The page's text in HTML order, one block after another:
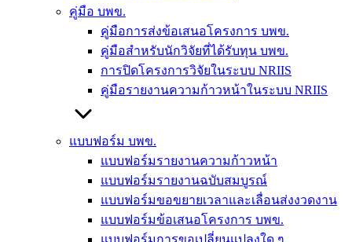
คู่มือ บพข.
คู่มือการส่งข้อเสนอโครงการ บพข.
คู่มือสำหรับนักวิจัยที่ได้รับทุน บพข.
การปิดโครงการวิจัยในระบบ NRIIS
คู่มือรายงานความก้าวหน้าในระบบ NRIIS
แบบฟอร์ม บพข.
แบบฟอร์มรายงานความก้าวหน้า
แบบฟอร์มรายงานฉบับสมบูรณ์
แบบฟอร์มขอขยายเวลาและเลื่อนส่งงวดงาน
แบบฟอร์มข้อเสนอโครงการ บพข.
แบบฟอร์มการขอเปลี่ยนแปลงใด ๆ